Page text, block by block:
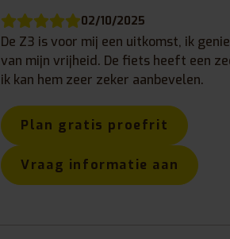
02/10/2025
De Z3 is voor mij een uitkomst, ik
van mijn vrijheid. De fiets heeft een
ik kan hem zeer zeker aanbevelen.
Plan gratis proefrit
Vraag informatie aan